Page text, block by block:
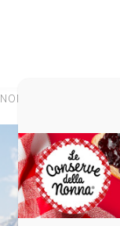
NON CATEGORIZZATO